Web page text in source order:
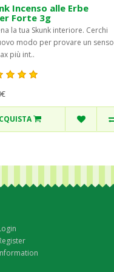
Incenso alle Erbe
Forte 3g
la tua Skunk interiore. Cerchi
modo per provare un senso
più int..